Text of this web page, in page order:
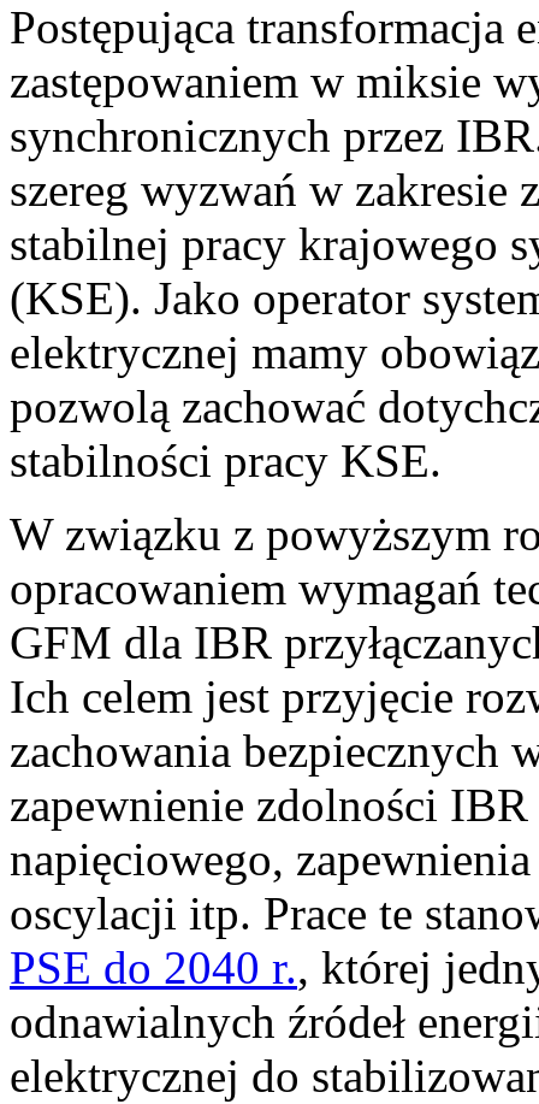
Postępująca transformacja
zastępowaniem w miksie
synchronicznych przez
szereg wyzwań w zakresie
stabilnej pracy krajowego
(KSE). Jako operator
elektrycznej mamy
pozwolą zachować
stabilności pracy KSE.
W związku z powyższym
opracowaniem wymagań
GFM dla IBR
Ich celem jest przyjęcie
zachowania bezpiecznych
zapewnienie zdolności
napięciowego,
oscylacji itp. Prace te
PSE do 2040 r., której
odnawialnych źródeł
elektrycznej do